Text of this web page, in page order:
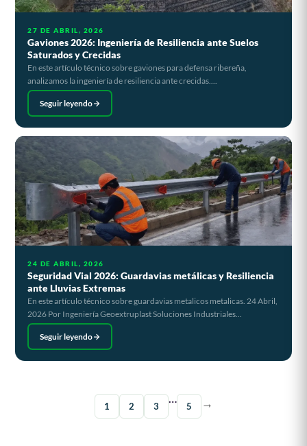
27 DE ABRIL, 2026
Gaviones 2026: Ingeniería de Resiliencia ante Suelos
Saturados y Crecidas
En este artículo técnico sobre gaviones para defensa ribereña,
analizamos la ingeniería de resiliencia ante crecidas....
Seguir leyendo
24 DE ABRIL, 2026
Seguridad Vial 2026: Guardavias metálicas y Resiliencia
ante Lluvias Extremas
En este artículo técnico sobre guardavias metalicos metalicas. 24 Abril,
2026 Por Ingeniería Geoextruplast Soluciones Industriales...
Seguir leyendo
1 2 3
…
5 →